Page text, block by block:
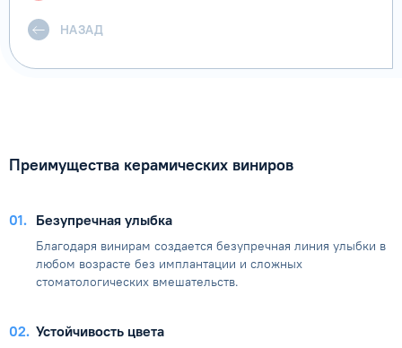
НАЗАД
Преимущества керамических виниров
01 Безупречная улыбка
Благодаря винирам создается безупречная линия улыбки в
любом возрасте без имплантации и сложных
стоматологических вмешательств.
02 Устойчивость цвета